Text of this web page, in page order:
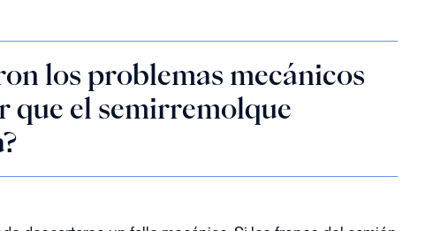
los problemas mecánicos
que el semirremolque